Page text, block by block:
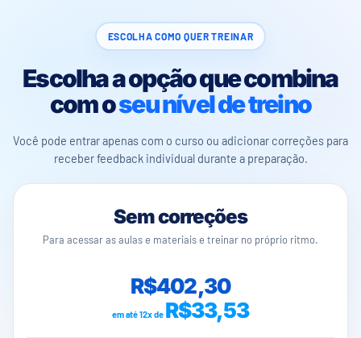
ESCOLHA COMO QUER TREINAR
Escolha a opção que combina
com oseu nível de treino
Você pode entrar apenas com o curso ou adicionar correções para
receber feedback individual durante a preparação.
Sem correções
Para acessar as aulas e materiais e treinar no próprio ritmo.
R$402,30
em até 12x de R$33,53